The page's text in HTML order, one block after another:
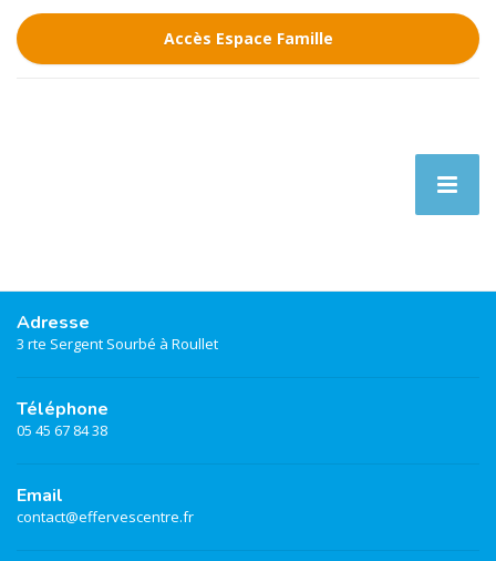
Accès Espace Famille
Adresse
3 rte Sergent Sourbé à Roullet
Téléphone
05 45 67 84 38
Email
contact@effervescentre.fr